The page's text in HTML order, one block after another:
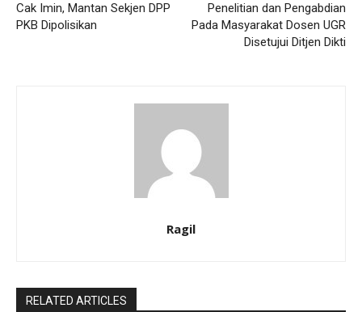
Cak Imin, Mantan Sekjen DPP
PKB Dipolisikan
Penelitian dan Pengabdian
Pada Masyarakat Dosen UGR
Disetujui Ditjen Dikti
Ragil
RELATED ARTICLES